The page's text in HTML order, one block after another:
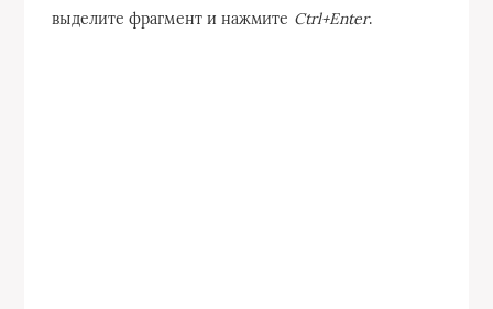
выделите фрагмент и нажмите Ctrl+Enter.